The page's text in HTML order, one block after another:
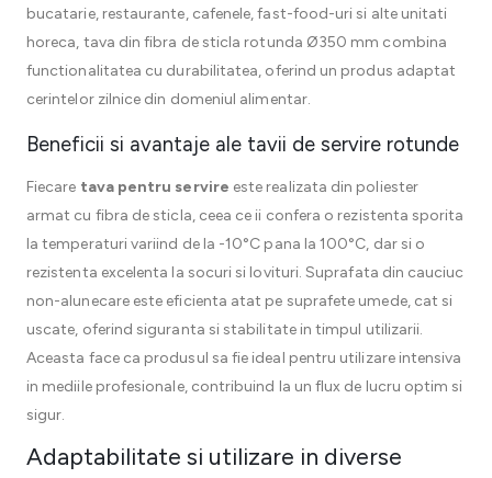
bucatarie, restaurante, cafenele, fast-food-uri si alte unitati
horeca, tava din fibra de sticla rotunda Ø350 mm combina
functionalitatea cu durabilitatea, oferind un produs adaptat
cerintelor zilnice din domeniul alimentar.
Beneficii si avantaje ale tavii de servire rotunde
Fiecare tava pentru servire este realizata din poliester
armat cu fibra de sticla, ceea ce ii confera o rezistenta sporita
la temperaturi variind de la -10°C pana la 100°C, dar si o
rezistenta excelenta la socuri si lovituri. Suprafata din cauciuc
non-alunecare este eficienta atat pe suprafete umede, cat si
uscate, oferind siguranta si stabilitate in timpul utilizarii.
Aceasta face ca produsul sa fie ideal pentru utilizare intensiva
in mediile profesionale, contribuind la un flux de lucru optim si
sigur.
Adaptabilitate si utilizare in diverse